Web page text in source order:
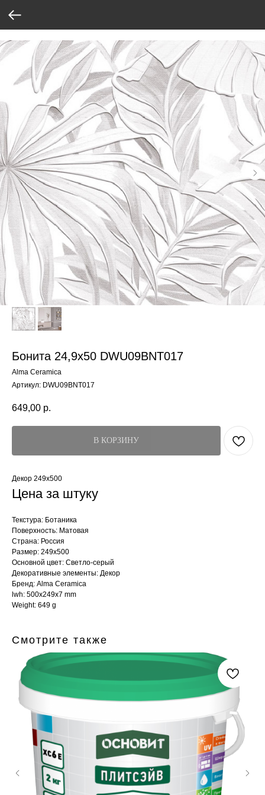
Бонита 24,9x50 DWU09BNT017
Alma Ceramica
Артикул: DWU09BNT017
649,00 р.
В КОРЗИНУ
Декор 249x500
Цена за штуку
Текстура: Ботаника
Поверхность: Матовая
Страна: Россия
Размер: 249x500
Основной цвет: Светло-серый
Декоративные элементы: Декор
Бренд: Alma Ceramica
lwh: 500x249x7 mm
Weight: 649 g
Смотрите также